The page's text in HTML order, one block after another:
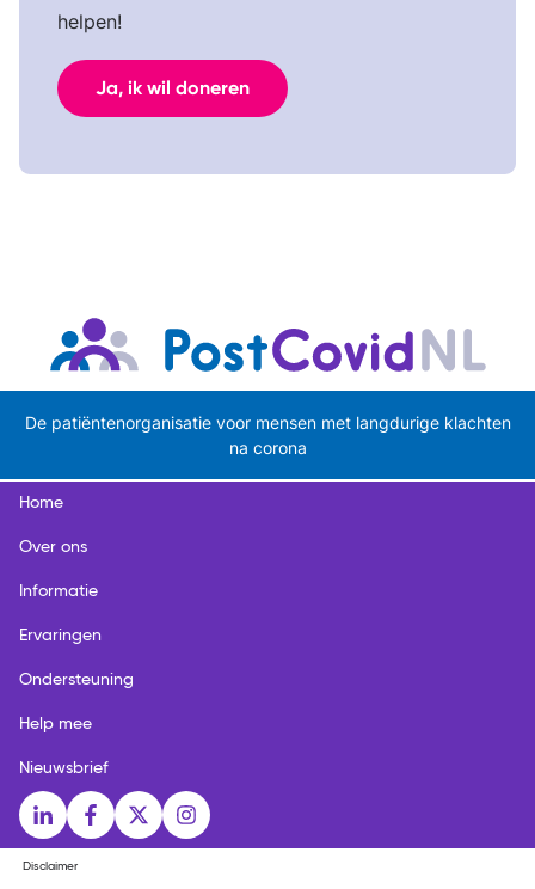
helpen!
Ja, ik wil doneren
De patiëntenorganisatie voor mensen met langdurige klachten
na corona
Home
Over ons
Informatie
Ervaringen
Ondersteuning
Help mee
Nieuwsbrief
Social media links
LinkedInFacebook
X Instagram
Disclaimer